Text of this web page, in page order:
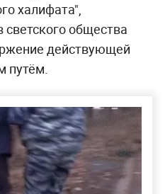
халифата",
светского общества
действующей
путём.